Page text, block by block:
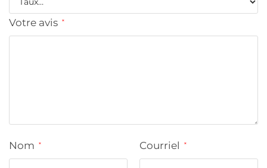
Votre avis *
Nom * Courriel *